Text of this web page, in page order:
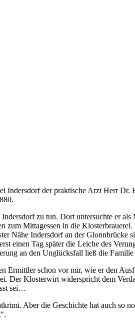
Indersdorf der praktische Arzt Herr
zu tun. Dort untersuchte er
zum Mittagessen in die
Nähe Indersdorf an der
einen Tag später die Leiche des
an den Unglücksfall ließ die
Ermittler schon vor mir, wie er den
Der Klosterwirt widerspricht dem
sei…
Aber die Geschichte hat auch so